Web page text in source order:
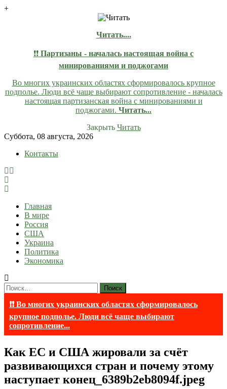
+
Читать....
❗❗ Партизаны - началась настоящая война с
минированиями и поджогами
Во многих украинских областях сформировалось крупное
подполье. Люди всё чаще выбирают сопротивление - началась
настоящая партизанская война с минированиями и
поджогами. Читать...
Закрыть Читать
Skip
content
Суббота, 08 августа, 2026
Контакты
lentaruss
lentaruss — Новости
Главная
В мире
Россия
США
Украина
Политика
Экономика
Найти:
❗❗ Во многих украинских областях сформировалось
крупное подполье. Люди всё чаще выбирают
сопротивление...
Как ЕС и США жировали за счёт
развивающихся стран и почему этому
наступает конец_6389b2eb8094f.jpeg